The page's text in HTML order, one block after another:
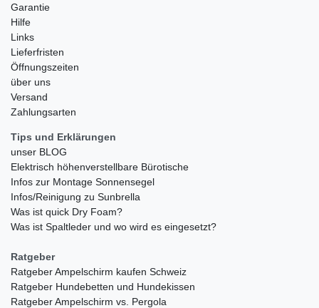
Garantie
Hilfe
Links
Lieferfristen
Öffnungszeiten
über uns
Versand
Zahlungsarten
Tips und Erklärungen
unser BLOG
Elektrisch höhenverstellbare Bürotische
Infos zur Montage Sonnensegel
Infos/Reinigung zu Sunbrella
Was ist quick Dry Foam?
Was ist Spaltleder und wo wird es eingesetzt?
Ratgeber
Ratgeber Ampelschirm kaufen Schweiz
Ratgeber Hundebetten und Hundekissen
Ratgeber Ampelschirm vs. Pergola